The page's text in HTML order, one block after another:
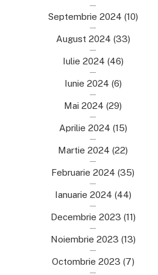
Septembrie 2024 (10)
August 2024 (33)
Iulie 2024 (46)
Iunie 2024 (6)
Mai 2024 (29)
Aprilie 2024 (15)
Martie 2024 (22)
Februarie 2024 (35)
Ianuarie 2024 (44)
Decembrie 2023 (11)
Noiembrie 2023 (13)
Octombrie 2023 (7)